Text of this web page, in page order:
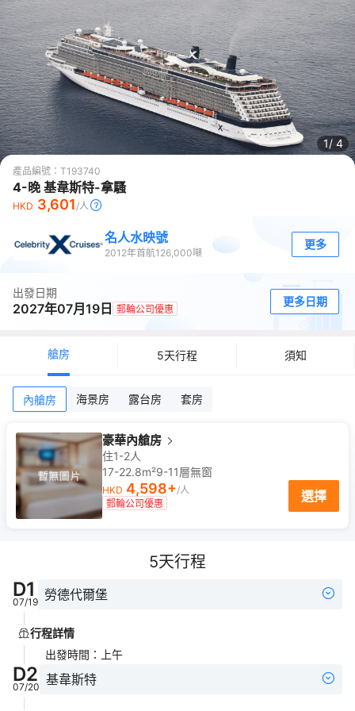
1/ 4
產品編號： T193740
4-晚 基韋斯特-拿騷
HKD 3,601/人
名人水映號
2012年首航126,000噸
更多
出發日期
2027年07月19日 郵輪公司優惠
更多日期
艙房 5天行程 須知
內艙房 海景房 露台房 套房
豪華內艙房
住1-2人
17-22.8m²9-11層無窗
HKD 4,598+/人
郵輪公司優惠
選擇
5天行程
D1
07/19 勞德代爾堡
行程詳情
出發時間 ： 上午
D2
07/20 基韋斯特